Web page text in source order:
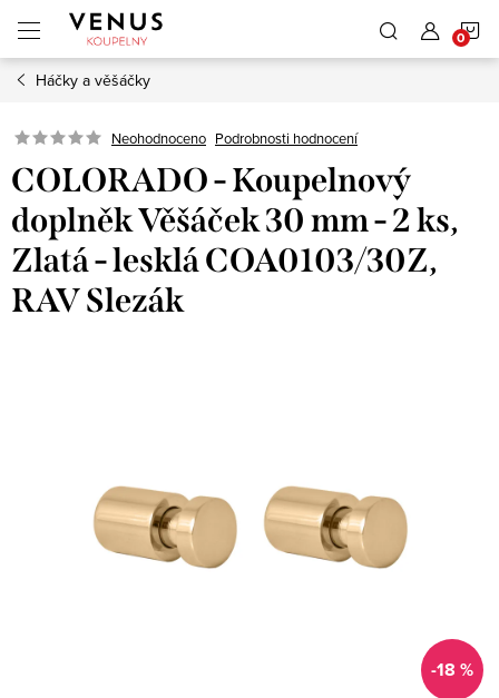
obsah
Háčky a věšáčky
Neohodnoceno Podrobnosti hodnocení
COLORADO - Koupelnový
doplněk Věšáček 30 mm - 2 ks,
Zlatá - lesklá COA0103/30Z,
RAV Slezák
-18 %